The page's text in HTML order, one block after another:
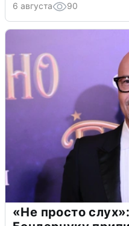
6 августа 90
«Не просто